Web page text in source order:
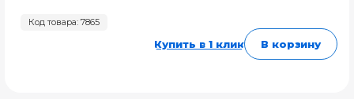
Код товара: 7865
Купить в 1 клик В корзину